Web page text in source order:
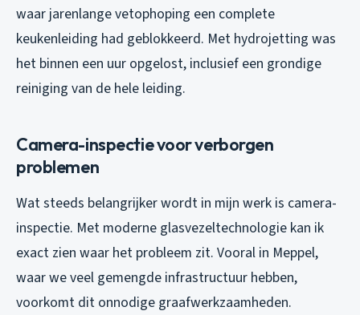
waar jarenlange vetophoping een complete
keukenleiding had geblokkeerd. Met hydrojetting was
het binnen een uur opgelost, inclusief een grondige
reiniging van de hele leiding.
Camera-inspectie voor verborgen
problemen
Wat steeds belangrijker wordt in mijn werk is camera-
inspectie. Met moderne glasvezeltechnologie kan ik
exact zien waar het probleem zit. Vooral in Meppel,
waar we veel gemengde infrastructuur hebben,
voorkomt dit onnodige graafwerkzaamheden.